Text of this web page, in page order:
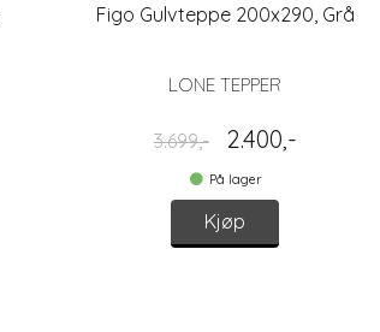
Figo Gulvteppe 200x290, Grå
LONE TEPPER
3.699,- 2.400,-
På lager
Kjøp